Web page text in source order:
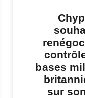
bases
sur